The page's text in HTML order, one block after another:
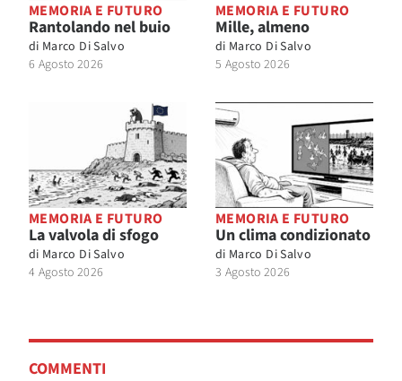
MEMORIA E FUTURO
Rantolando nel buio
di Marco Di Salvo
6 Agosto 2026
MEMORIA E FUTURO
Mille, almeno
di Marco Di Salvo
5 Agosto 2026
MEMORIA E FUTURO
La valvola di sfogo
di Marco Di Salvo
4 Agosto 2026
MEMORIA E FUTURO
Un clima condizionato
di Marco Di Salvo
3 Agosto 2026
COMMENTI